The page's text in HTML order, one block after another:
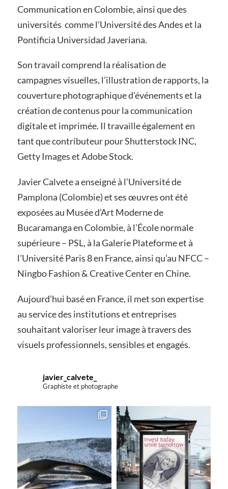
Communication en Colombie, ainsi que des
universités comme l’Université des Andes et la
Pontificia Universidad Javeriana.
Son travail comprend la réalisation de
campagnes visuelles, l’illustration de rapports, la
couverture photographique d’événements et la
création de contenus pour la communication
digitale et imprimée. Il travaille également en
tant que contributeur pour Shutterstock INC,
Getty Images et Adobe Stock.
Javier Calvete a enseigné à l’Université de
Pamplona (Colombie) et ses œuvres ont été
exposées au Musée d’Art Moderne de
Bucaramanga en Colombie, à l’École normale
supérieure – PSL, à la Galerie Plateforme et à
l’Université Paris 8 en France, ainsi qu’au NFCC –
Ningbo Fashion & Creative Center en Chine.
Aujourd’hui basé en France, il met son expertise
au service des institutions et entreprises
souhaitant valoriser leur image à travers des
visuels professionnels, sensibles et engagés.
javier_calvete_
Graphiste et photographe